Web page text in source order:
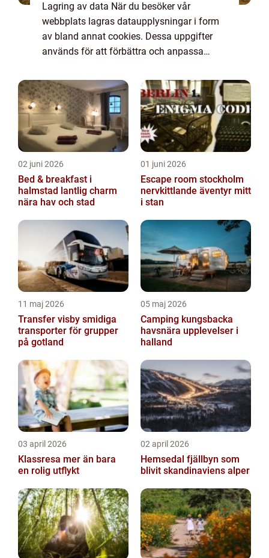
Lagring av data När du besöker vår
webbplats lagras dataupplysningar i form
av bland annat cookies. Dessa uppgifter
används för att förbättra och anpassa
bra information som möjligt. Om du inte vill
att vi...
02 juni 2026
Bed & breakfast i
halmstad lantlig charm
nära hav och stad
01 juni 2026
Escape room stockholm
nervkittlande äventyr mitt
i stan
11 maj 2026
Transfer visby smidiga
transporter för grupper
på gotland
05 maj 2026
Camping kungsbacka
havsnära upplevelser i
halland
03 april 2026
Klassresa mer än bara
en rolig utflykt
02 april 2026
Hemsedal fjällbyn som
blivit skandinaviens alper